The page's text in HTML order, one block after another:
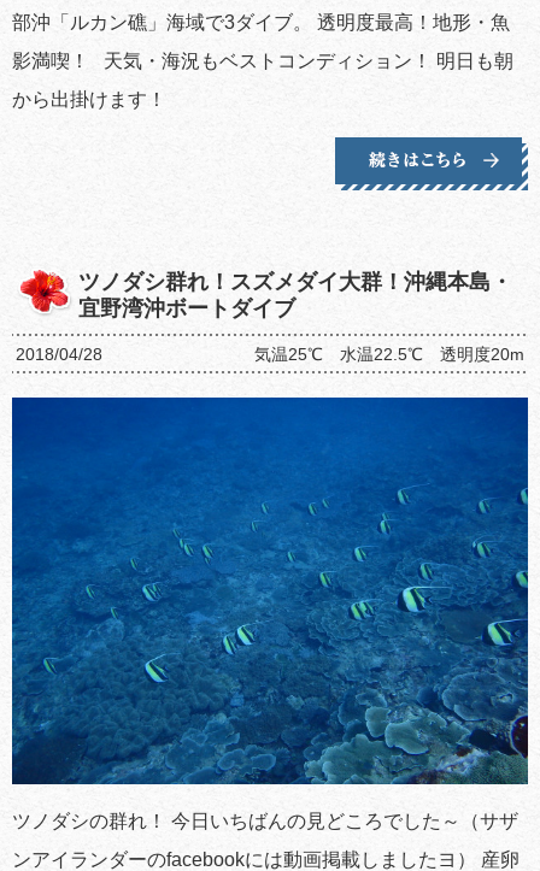
部沖「ルカン礁」海域で3ダイブ。 透明度最高！地形・魚
影満喫！ 天気・海況もベストコンディション！ 明日も朝
から出掛けます！
ツノダシ群れ！スズメダイ大群！沖縄本島・
宜野湾沖ボートダイブ
2018/04/28 気温25℃ 水温22.5℃ 透明度20m
ツノダシの群れ！ 今日いちばんの見どころでした～（サザ
ンアイランダーのfacebookには動画掲載しましたヨ） 産卵